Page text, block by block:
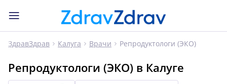
ЗдравЗдрав Калуга Врачи Репродуктологи (ЭКО)
Репродуктологи (ЭКО) в Калуге